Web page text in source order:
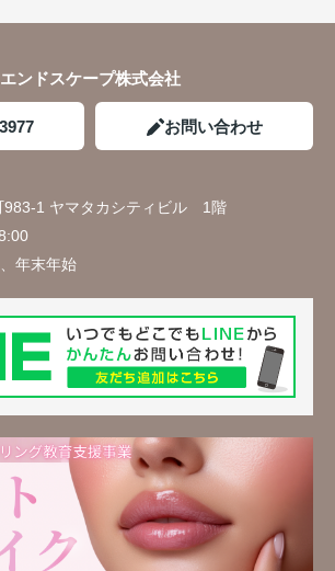
エンドスケープ株式会社
お問い合わせ
983-1 ヤマタカシティビル 1階
年末年始